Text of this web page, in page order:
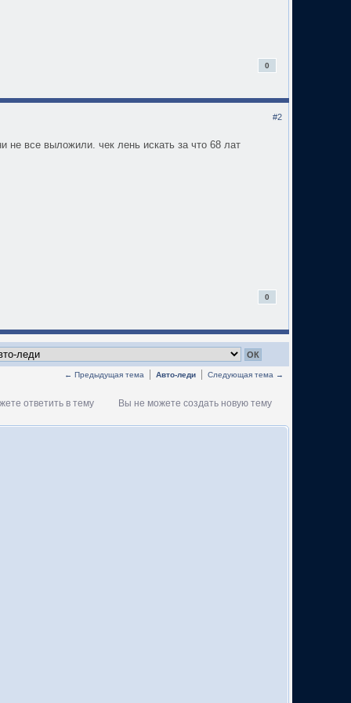
0
#2
все выложили. чек лень искать за что 68 лат
0
← Предыдущая тема Авто-леди Следующая тема →
Вы не можете создать новую тему
ответить в тему